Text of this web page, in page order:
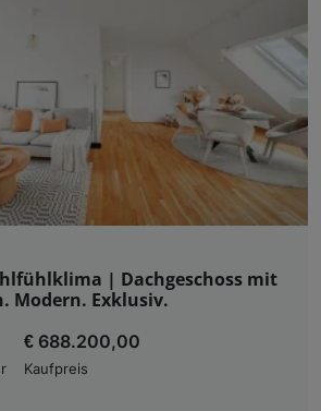
| Dachgeschoss mit
Modern. Exklusiv.
€ 688.200,00
Kaufpreis